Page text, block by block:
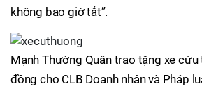
không bao giờ tắt”.
Mạnh Thường Quân trao tặng xe
đồng cho CLB Doanh nhân và Pháp